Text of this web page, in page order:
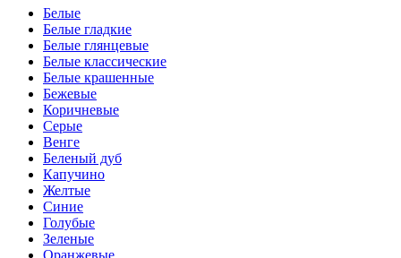
Белые
Белые гладкие
Белые глянцевые
Белые классические
Белые крашенные
Бежевые
Коричневые
Серые
Венге
Беленый дуб
Капучино
Желтые
Синие
Голубые
Зеленые
Оранжевые